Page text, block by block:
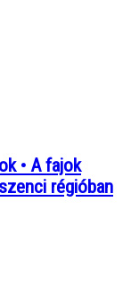
• A fajok
régióban